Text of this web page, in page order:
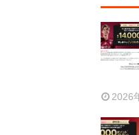
2026